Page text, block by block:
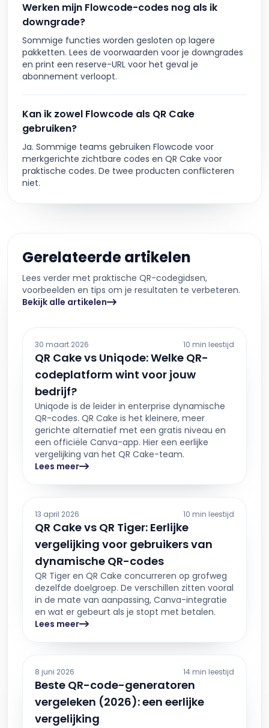
Werken mijn Flowcode-codes nog als ik
downgrade?
Sommige functies worden gesloten op lagere
pakketten. Lees de voorwaarden voor je downgrades
en print een reserve-URL voor het geval je
abonnement verloopt.
Kan ik zowel Flowcode als QR Cake
gebruiken?
Ja. Sommige teams gebruiken Flowcode voor
merkgerichte zichtbare codes en QR Cake voor
praktische codes. De twee producten conflicteren
niet.
Gerelateerde artikelen
Lees verder met praktische QR-codegidsen,
voorbeelden en tips om je resultaten te verbeteren.
Bekijk alle artikelen
30 maart 2026 10 min leestijd
QR Cake vs Uniqode: Welke QR-
codeplatform wint voor jouw
bedrijf?
Uniqode is de leider in enterprise dynamische
QR-codes. QR Cake is het kleinere, meer
gerichte alternatief met een gratis niveau en
een officiële Canva-app. Hier een eerlijke
vergelijking van het QR Cake-team.
Lees meer
13 april 2026 10 min leestijd
QR Cake vs QR Tiger: Eerlijke
vergelijking voor gebruikers van
dynamische QR-codes
QR Tiger en QR Cake concurreren op grofweg
dezelfde doelgroep. De verschillen zitten vooral
in de mate van aanpassing, Canva-integratie
en wat er gebeurt als je stopt met betalen.
Lees meer
8 juni 2026 14 min leestijd
Beste QR-code-generatoren
vergeleken (2026): een eerlijke
vergelijking